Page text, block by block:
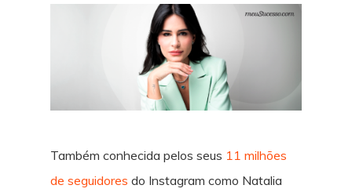
Também conhecida pelos seus 11 milhões
de seguidores do Instagram como Natalia